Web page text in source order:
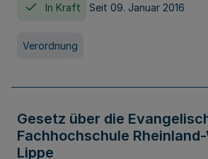
In Kraft Seit 09. Januar 2016
Verordnung
Gesetz über die
Fachhochschule
Lippe